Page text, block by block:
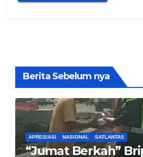
Berita Sebelum nya
APRESIASI NASIONAL SATLANTAS
“Jumat Berkah”